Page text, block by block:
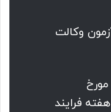
وکالت
هفته فرایند